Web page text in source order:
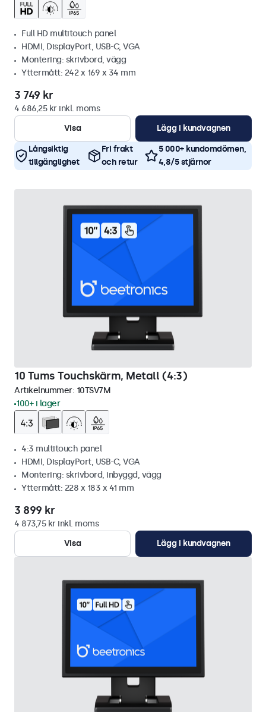
Full HD multitouch panel
HDMI, DisplayPort, USB-C, VGA
Montering: skrivbord, vägg
Yttermått: 242 x 169 x 34 mm
3 749 kr
4 686,25 kr inkl. moms
Visa
Lägg i kundvagnen
Långsiktig
tillgänglighet
Fri frakt
och retur
5 000+ kundomdömen,
4,8/5 stjärnor
10 Tums Touchskärm, Metall (4:3)
Artikelnummer: 10TSV7M
100+ i lager
4:3 multitouch panel
HDMI, DisplayPort, USB-C, VGA
Montering: skrivbord, inbyggd, vägg
Yttermått: 228 x 183 x 41 mm
3 899 kr
4 873,75 kr inkl. moms
Visa
Lägg i kundvagnen